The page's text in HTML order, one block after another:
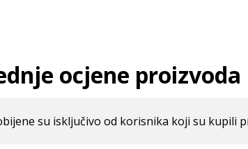
ocjene proizvoda
su isključivo od korisnika koji su kupili